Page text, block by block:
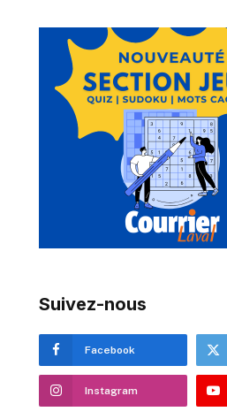
Suivez-nous
Facebook
Instagram